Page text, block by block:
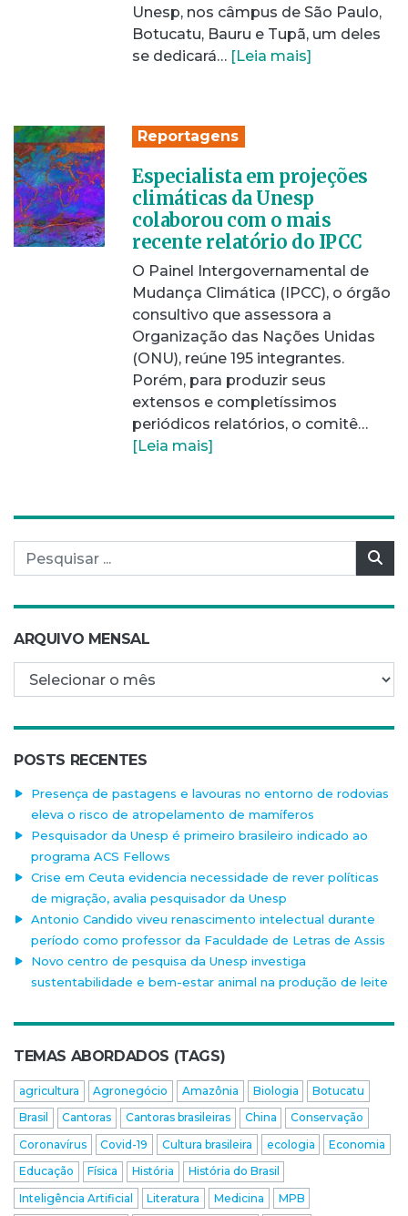
Unesp, nos câmpus de São Paulo,
Botucatu, Bauru e Tupã, um deles
se dedicará… [Leia mais]
Reportagens
Especialista em projeções
climáticas da Unesp
colaborou com o mais
recente relatório do IPCC
O Painel Intergovernamental de
Mudança Climática (IPCC), o órgão
consultivo que assessora a
Organização das Nações Unidas
(ONU), reúne 195 integrantes.
Porém, para produzir seus
extensos e completíssimos
periódicos relatórios, o comitê…
[Leia mais]
Pesquisar por:
ARQUIVO MENSAL
Arquivo mensal
POSTS RECENTES
Presença de pastagens e lavouras no entorno de rodovias
eleva o risco de atropelamento de mamíferos
Pesquisador da Unesp é primeiro brasileiro indicado ao
programa ACS Fellows
Crise em Ceuta evidencia necessidade de rever políticas
de migração, avalia pesquisador da Unesp
Antonio Candido viveu renascimento intelectual durante
período como professor da Faculdade de Letras de Assis
Novo centro de pesquisa da Unesp investiga
sustentabilidade e bem-estar animal na produção de leite
TEMAS ABORDADOS (TAGS)
agricultura Agronegócio Amazônia Biologia
Botucatu
Brasil
Cantoras Cantoras brasileiras China
Conservação
Coronavírus
Covid-19 Cultura brasileira ecologia
Economia
Educação
Física História
História do Brasil
Inteligência Artificial
Literatura Medicina
MPB